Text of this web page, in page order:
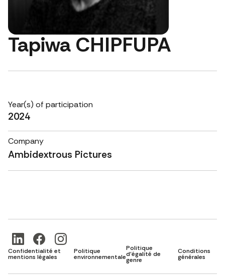
Tapiwa CHIPFUPA
Year(s) of participation
2024
Company
Ambidextrous Pictures
Confidentialité et
mentions légales
Politique
environnementale
Politique
d'égalité de
genre
Conditions
générales